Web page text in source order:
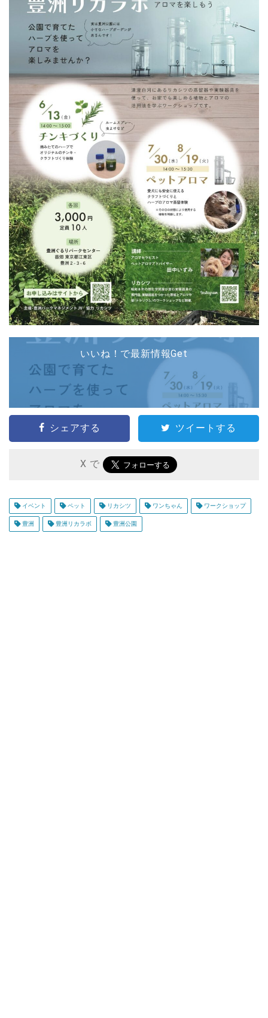
いいね！で最新情報Get
シェアする ツイートする
X で
イベント ペット リカシツ ワンちゃん ワークショップ
豊洲 豊洲リカラボ 豊洲公園